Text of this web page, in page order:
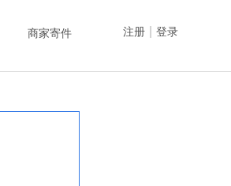
注册 登录
商家寄件